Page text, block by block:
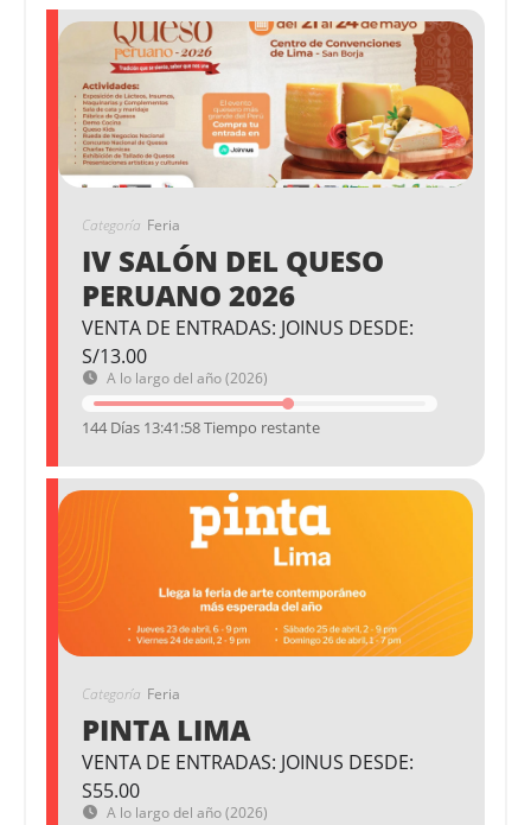
Categoría Feria
IV SALÓN DEL QUESO
PERUANO 2026
VENTA DE ENTRADAS: JOINUS DESDE:
S/13.00
A lo largo del año (2026)
144 Días 13:41:58 Tiempo restante
Categoría Feria
PINTA LIMA
VENTA DE ENTRADAS: JOINUS DESDE:
S55.00
A lo largo del año (2026)